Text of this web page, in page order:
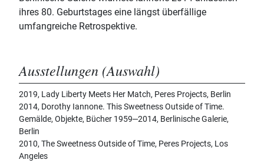
ihres 80. Geburtstages eine längst überfällige
umfangreiche Retrospektive.
Ausstellungen (Auswahl)
2019, Lady Liberty Meets Her Match, Peres Projects, Berlin
2014, Dorothy Iannone. This Sweetness Outside of Time.
Gemälde, Objekte, Bücher 1959‒2014, Berlinische Galerie,
Berlin
2010, The Sweetness Outside of Time, Peres Projects, Los
Angeles